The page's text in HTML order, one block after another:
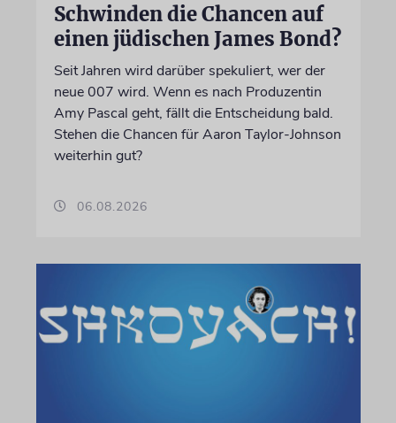
Schwinden die Chancen auf
einen jüdischen James Bond?
Seit Jahren wird darüber spekuliert, wer der
neue 007 wird. Wenn es nach Produzentin
Amy Pascal geht, fällt die Entscheidung bald.
Stehen die Chancen für Aaron Taylor-Johnson
weiterhin gut?
06.08.2026